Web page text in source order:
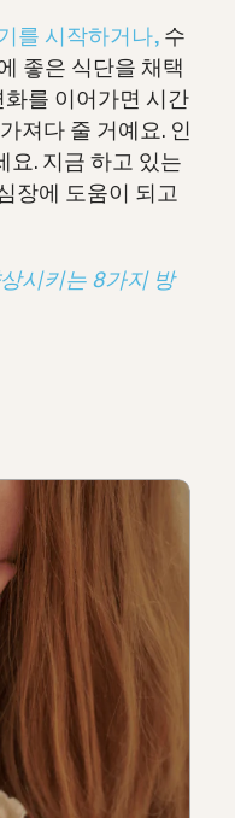
를 시작하거나, 수
좋은 식단을 채택
를 이어가면 시간
져다 줄 거예요. 인
요. 지금 하고 있는
장에 도움이 되고
시키는 8가지 방